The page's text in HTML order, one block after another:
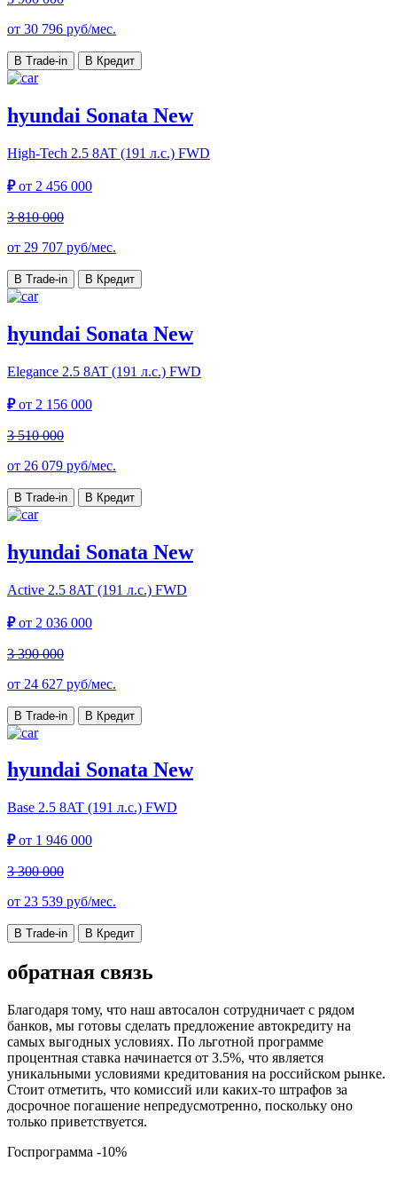
от 30 796 руб/мес.
В Trade-in В Кредит
hyundai Sonata New
High-Tech 2.5 8AT (191 л.с.) FWD
₽от 2 456 000
3 810 000
от 29 707 руб/мес.
В Trade-in В Кредит
hyundai Sonata New
Elegance 2.5 8AT (191 л.с.) FWD
₽от 2 156 000
3 510 000
от 26 079 руб/мес.
В Trade-in В Кредит
hyundai Sonata New
Active 2.5 8AT (191 л.с.) FWD
₽от 2 036 000
3 390 000
от 24 627 руб/мес.
В Trade-in В Кредит
hyundai Sonata New
Base 2.5 8AT (191 л.с.) FWD
₽от 1 946 000
3 300 000
от 23 539 руб/мес.
В Trade-in В Кредит
обратная связь
Благодаря тому, что наш автосалон сотрудничает с рядом
банков, мы готовы сделать предложение автокредиту на
самых выгодных условиях. По льготной программе
процентная ставка начинается от 3.5%, что является
уникальными условиями кредитования на российском рынке.
Стоит отметить, что комиссий или каких-то штрафов за
досрочное погашение непредусмотренно, поскольку оно
только приветствуется.
Госпрограмма -10%